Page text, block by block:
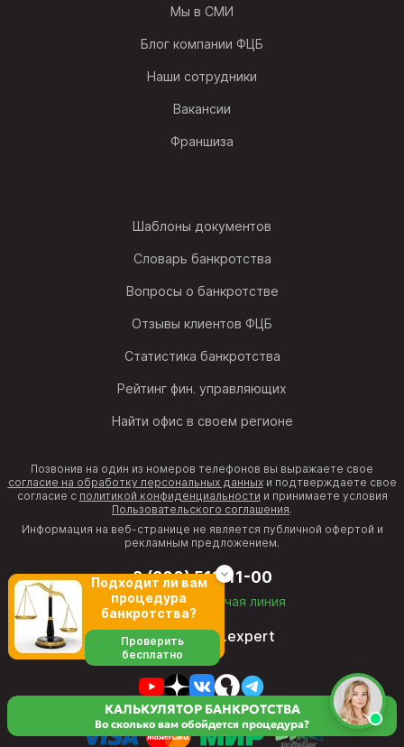
Мы в СМИ
Блог компании ФЦБ
Наши сотрудники
Вакансии
Франшиза
Шаблоны документов
Словарь банкротства
Вопросы о банкротстве
Отзывы клиентов ФЦБ
Статистика банкротства
Рейтинг фин. управляющих
Найти офис в своем регионе
Позвонив на один из номеров телефонов вы выражаете свое
согласие на обработку персональных данныхи подтверждаете свое
согласие с политикой конфиденциальности и принимаете условия
Пользовательского соглашения.
Информация на веб-странице не является публичной офертой и
рекламным предложением.
8 (800) 511-11-00
бесплатная горячая линия
director@fcb.expert
КАЛЬКУЛЯТОР БАНКРОТСТВА
Во сколько вам обойдется процедура?
Подходит ли вам
процедура
банкротства?
Проверить
бесплатно